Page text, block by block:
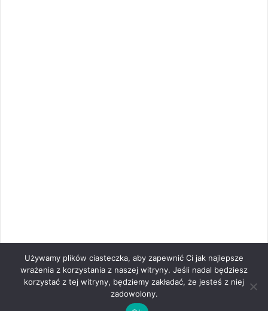
Używamy plików ciasteczka, aby zapewnić Ci jak najlepsze
wrażenia z korzystania z naszej witryny. Jeśli nadal będziesz
korzystać z tej witryny, będziemy zakładać, że jesteś z niej
zadowolony.